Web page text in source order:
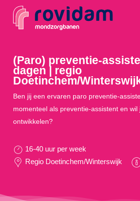
(Paro) preventie-
dagen | regio
Doetinchem/
Ben jij een ervaren paro preventie-
momenteel als preventie-assistent en
ontwikkelen?
16-40 uur per week
Regio Doetinchem/Winterswijk